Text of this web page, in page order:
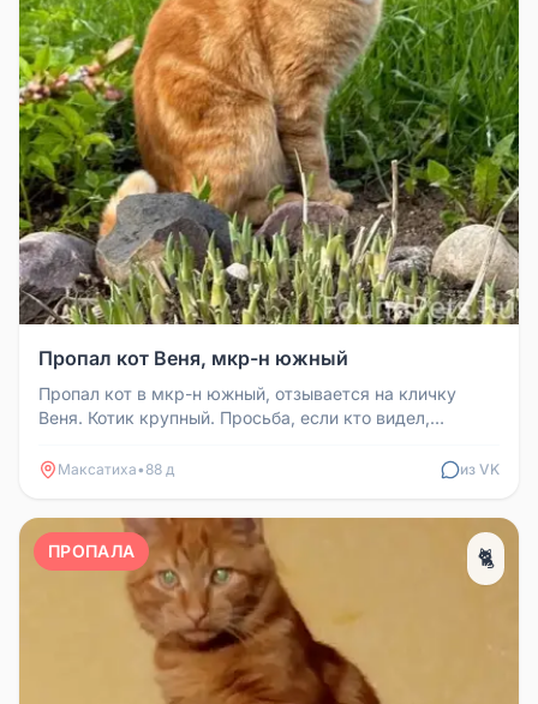
Пропал кот Веня, мкр-н южный
Пропал кот в мкр-н южный, отзывается на кличку
Веня. Котик крупный. Просьба, если кто видел,
Максатиха• 88 д из VK
ПРОПАЛА 🐈